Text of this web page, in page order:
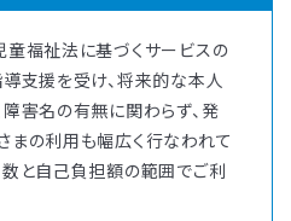
童福祉法に基づくサービスの
支援を受け、将来的な本人
害名の有無に関わらず、発
まの利用も幅広く行なわれて
と自己負担額の範囲でご利